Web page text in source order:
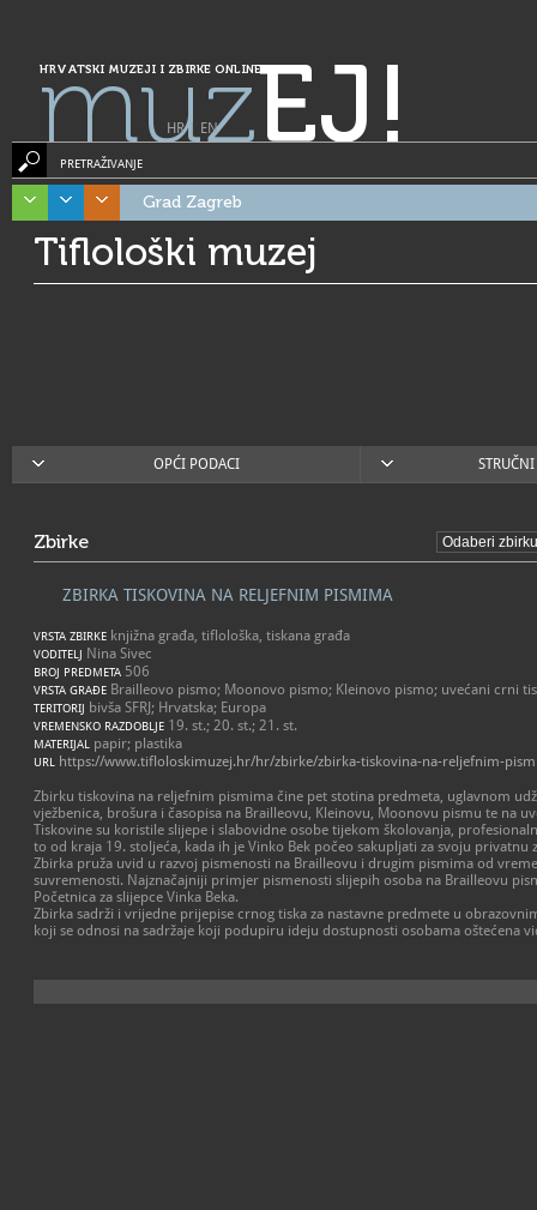
HRVATSKI MUZEJI I ZBIRKE ONLINE
muzEJ!
HR| EN
PRETRAŽIVANJE
Grad Zagreb
Tiflološki muzej
OPĆI PODACI
Zbirke
ZBIRKA TISKOVINA NA RELJEFNIM PISMIMA
VRSTA ZBIRKE knjižna građa, tiflološka, tiskana građa
VODITELJ Nina Sivec
BROJ PREDMETA 506
VRSTA GRAĐE Brailleovo pismo; Moonovo pismo; Kleinovo pismo; uvećani crni
TERITORIJ bivša SFRJ; Hrvatska; Europa
VREMENSKO RAZDOBLJE 19. st.; 20. st.; 21. st.
MATERIJAL papir; plastika
URL https://www.tifloloskimuzej.hr/hr/zbirke/zbirka-tiskovina-na-reljefnim-
Zbirku tiskovina na reljefnim pismima čine pet stotina predmeta, uglavnom
vježbenica, brošura i časopisa na Brailleovu, Kleinovu, Moonovu pismu te na
Tiskovine su koristile slijepe i slabovidne osobe tijekom školovanja,
to od kraja 19. stoljeća, kada ih je Vinko Bek počeo sakupljati za svoju privatnu
Zbirka pruža uvid u razvoj pismenosti na Brailleovu i drugim pismima od
suvremenosti. Najznačajniji primjer pismenosti slijepih osoba na Brailleovu
Početnica za slijepce Vinka Beka.
Zbirka sadrži i vrijedne prijepise crnog tiska za nastavne predmete u
koji se odnosi na sadržaje koji podupiru ideju dostupnosti osobama oštećena